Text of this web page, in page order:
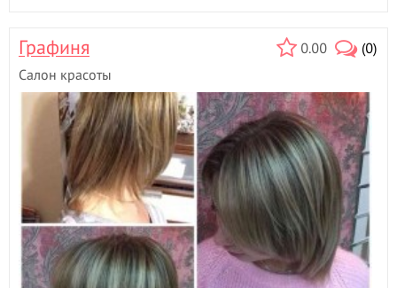
Педикюр- 20
Пирсинг- 4
Плетение кос- 12
Расслабляющий массаж - 1
С
Свадебные прически- 11
Солярий- 48
Спортивный массаж - 3
Т
0.00 (0)
Графиня
Салон красоты